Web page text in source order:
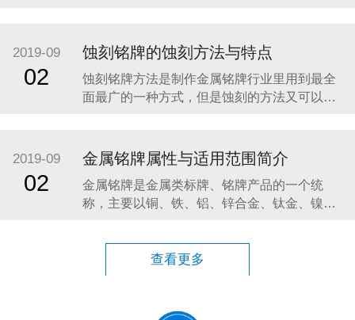
电性，这是不塑性的本质特征，往往是通过金
属化。金属塑料部件类似的应用程序使用金属
镀零件，但往往在体重较低，具有较高的耐腐
蚀性，虽然不是在
2019-09
02
蚀刻铭牌的蚀刻方法与特点
蚀刻铭牌方法是制作金属铭牌行业里用到最全
面最广的一种方式，但是蚀刻的方法又可以分
化学溶液，经由化学反应以达到蚀刻的目的，
化学蚀刻机是将材料用化学反应或物理撞击作
用而移除的技术。电蚀刻技术也称为机器
2019-09
02
金属铭牌属性与适用范围简介
金属铭牌是金属类标牌、铭牌产品的一个统
称，主要以铜、铁、铝、锌合金、钛金、镍、
制作而成。下面给大家介绍几种金属标牌属性
及适用范围： 一.铝标牌具有极好的精美性：铝
样化，容易着色
查看更多